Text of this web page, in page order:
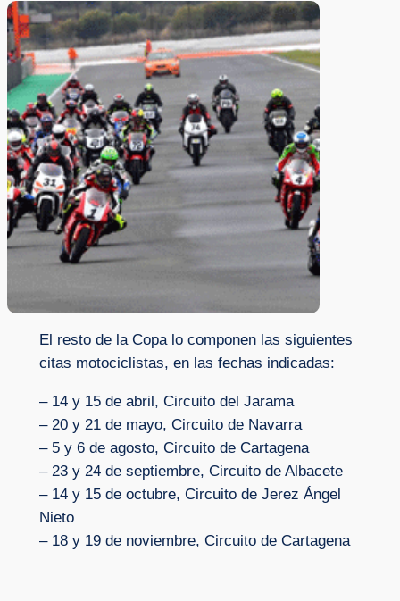
El resto de la Copa lo componen las siguientes
citas motociclistas, en las fechas indicadas:
– 14 y 15 de abril, Circuito del Jarama
– 20 y 21 de mayo, Circuito de Navarra
– 5 y 6 de agosto, Circuito de Cartagena
– 23 y 24 de septiembre, Circuito de Albacete
– 14 y 15 de octubre, Circuito de Jerez Ángel
Nieto
– 18 y 19 de noviembre, Circuito de Cartagena